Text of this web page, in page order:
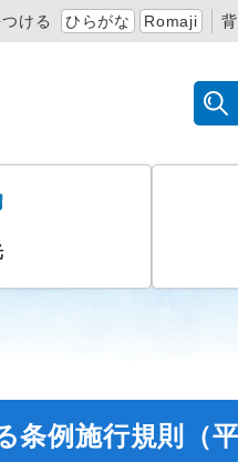
ける ひらがな Romaji
条例施行規則（